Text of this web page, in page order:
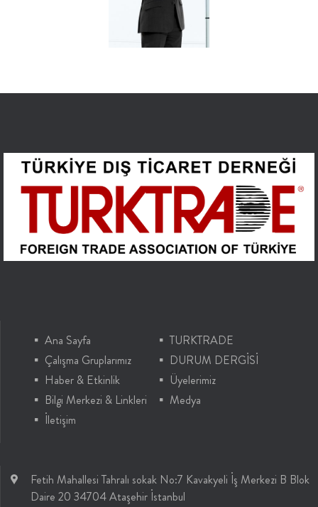
Ana Sayfa
TURKTRADE
Çalışma Gruplarımız
DURUM DERGİSİ
Haber & Etkinlik
Üyelerimiz
Bilgi Merkezi & Linkleri
Medya
İletişim
Fetih Mahallesi Tahralı sokak No:7 Kavakyeli İş Merkezi B Blok
Daire 20 34704 Ataşehir İstanbul